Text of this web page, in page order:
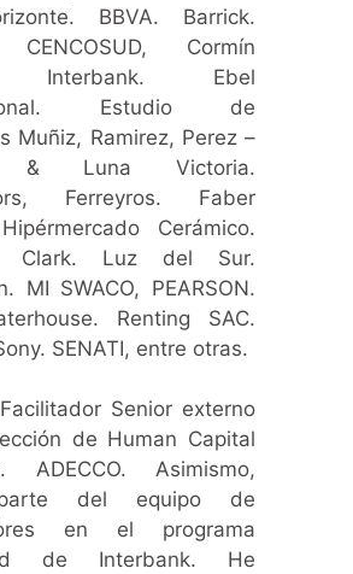
BBVA. Barrick.
CENCOSUD, Cormín
Interbank. Ebel
Estudio de
Muñiz, Ramirez, Perez –
& Luna Victoria.
Ferreyros. Faber
Cerámico.
Clark. Luz del Sur.
MI SWACO, PEARSON.
Renting SAC.
SENATI, entre otras.
Senior externo
de Human Capital
ADECCO. Asimismo,
del equipo de
en el programa
de Interbank. He